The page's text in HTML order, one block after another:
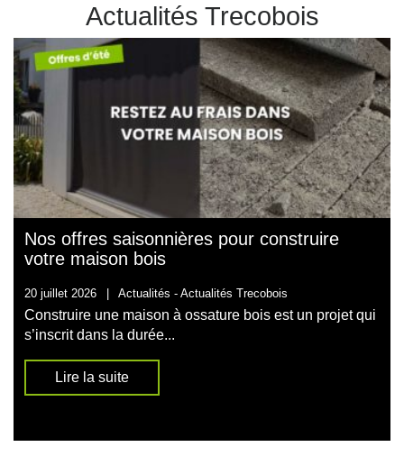
Actualités Trecobois
Nos offres saisonnières pour construire
votre maison bois
20 juillet 2026 | Actualités - Actualités Trecobois
Construire une maison à ossature bois est un projet qui
s’inscrit dans la durée...
Lire la suite